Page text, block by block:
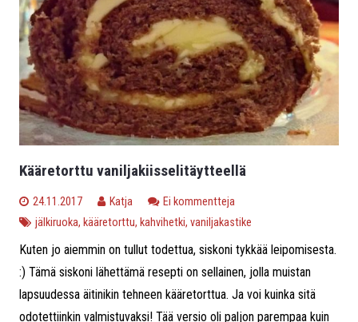
Kääretorttu vaniljakiisselitäytteellä
24.11.2017 Katja
Ei kommentteja
jälkiruoka, kääretorttu, kahvihetki, vaniljakastike
Kuten jo aiemmin on tullut todettua, siskoni tykkää leipomisesta.
:) Tämä siskoni lähettämä resepti on sellainen, jolla muistan
lapsuudessa äitinikin tehneen kääretorttua. Ja voi kuinka sitä
odotettiinkin valmistuvaksi! Tää versio oli paljon parempaa kuin